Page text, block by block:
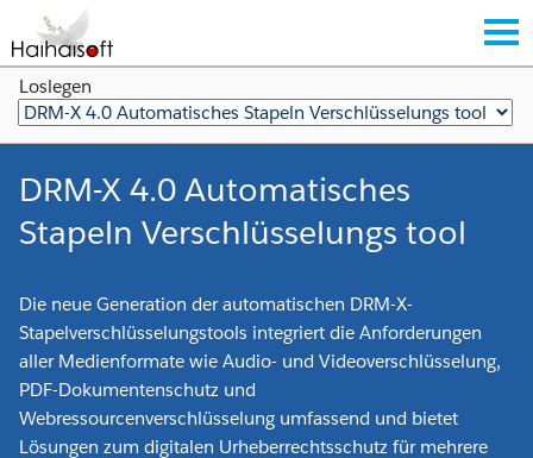
Loslegen
DRM-X 4.0 Automatisches
Stapeln Verschlüsselungs tool
Die neue Generation der automatischen DRM-X-
Stapelverschlüsselungstools integriert die Anforderungen
aller Medienformate wie Audio- und Videoverschlüsselung,
PDF-Dokumentenschutz und
Webressourcenverschlüsselung umfassend und bietet
Lösungen zum digitalen Urheberrechtsschutz für mehrere